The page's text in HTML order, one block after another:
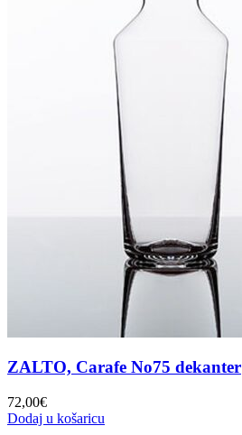
ZALTO, Carafe No75 dekanter
72,00€
Dodaj u košaricu